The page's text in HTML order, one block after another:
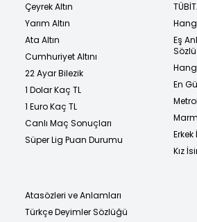
Çeyrek Altın
Yarım Altın
Ata Altın
Cumhuriyet Altını
22 Ayar Bilezik
1 Dolar Kaç TL
1 Euro Kaç TL
Canlı Maç Sonuçları
Süper Lig Puan Durumu
Eş
En
Kız
Atasözleri ve Anlamları
Türkçe Deyimler Sözlüğü